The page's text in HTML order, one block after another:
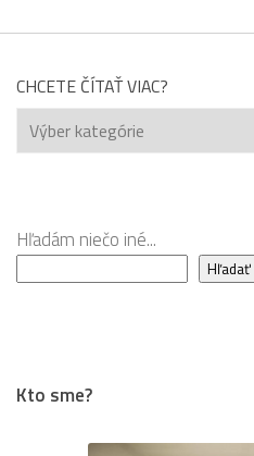
CHCETE ČÍTAŤ VIAC?
Chcete
čítať
Hľadám niečo iné...
Hľadať
Kto sme?